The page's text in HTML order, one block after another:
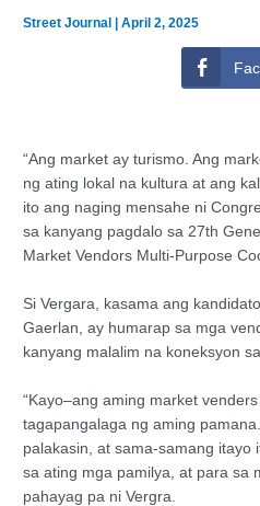
Street Journal |April 2, 2025
“Ang market ay turismo. Ang
ng ating lokal na kultura at ang
ito ang naging mensahe ni
sa kanyang pagdalo sa 27th
Market Vendors Multi-Purpose
Si Vergara, kasama ang
Gaerlan, ay humarap sa mga
kanyang malalim na koneksyon
“Kayo–ang aming market
tagapangalaga ng aming
palakasin, at sama-samang itayo
sa ating mga pamilya, at para sa
pahayag pa ni Vergra.